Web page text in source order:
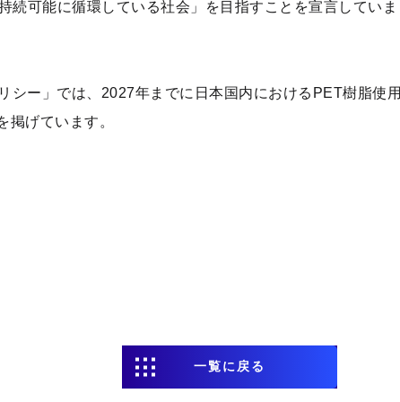
続可能に循環している社会」を目指すことを宣言していま
シー」では、 2027年までに日本国内における PET樹脂使用
掲げています。
一覧に戻る